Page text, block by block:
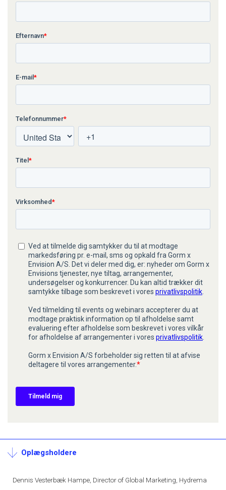
Oplægsholdere
Dennis Vesterbæk Hampe, Director of Global Marketing, Hydrema